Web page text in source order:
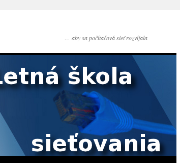
… aby sa počítačová sieť rozvíjala